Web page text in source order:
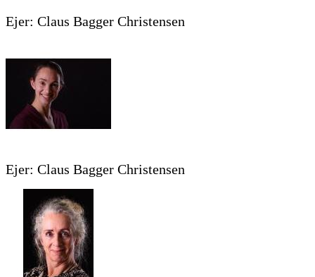
Ejer: Claus Bagger Christensen
Ejer: Claus Bagger Christensen